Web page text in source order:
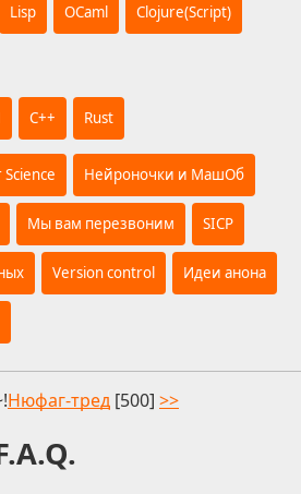
Lisp OCaml Clojure(Script)
C++ Rust
Нейроночки и МашОб
Мы вам перезвоним SICP
Version control Идеи анона
Нюфаг-тред [500] >>